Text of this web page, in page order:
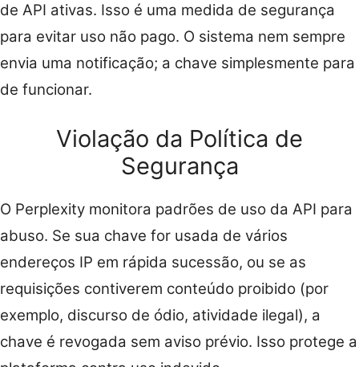
de API ativas. Isso é uma medida de segurança
para evitar uso não pago. O sistema nem sempre
envia uma notificação; a chave simplesmente para
de funcionar.
Violação da Política de
Segurança
O Perplexity monitora padrões de uso da API para
abuso. Se sua chave for usada de vários
endereços IP em rápida sucessão, ou se as
requisições contiverem conteúdo proibido (por
exemplo, discurso de ódio, atividade ilegal), a
chave é revogada sem aviso prévio. Isso protege a